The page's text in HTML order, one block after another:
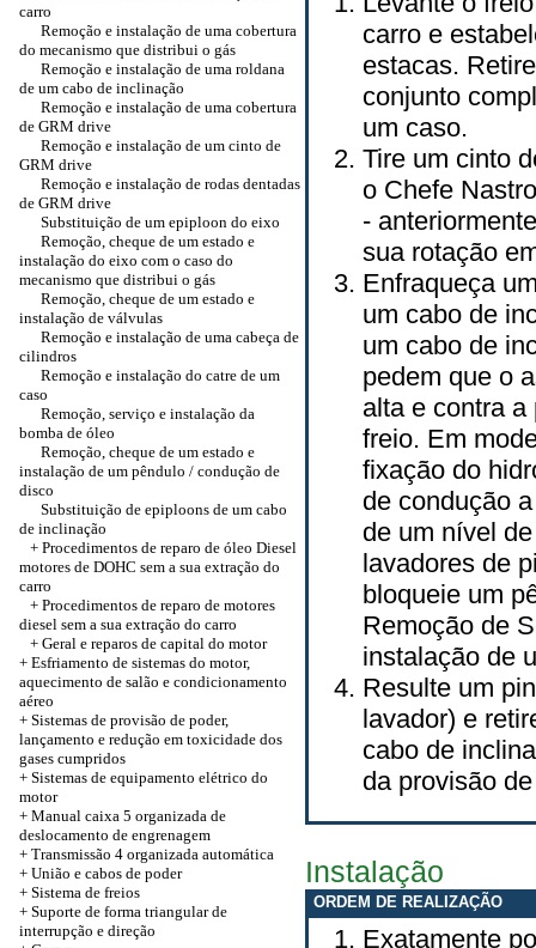
carro
Remoção e instalação de uma cobertura
do mecanismo que distribui o gás
Remoção e instalação de uma roldana
de um cabo de inclinação
Remoção e instalação de uma cobertura
de GRM drive
Remoção e instalação de um cinto de
GRM drive
Remoção e instalação de rodas dentadas
de GRM drive
Substituição de um epiploon do eixo
Remoção, cheque de um estado e
instalação do eixo com o caso do
mecanismo que distribui o gás
Remoção, cheque de um estado e
instalação de válvulas
Remoção e instalação de uma cabeça de
cilindros
Remoção e instalação do catre de um
caso
Remoção, serviço e instalação da
bomba de óleo
Remoção, cheque de um estado e
instalação de um pêndulo / condução de
disco
Substituição de epiploons de um cabo
de inclinação
+ Procedimentos de reparo de óleo Diesel
motores de DOHC sem a sua extração do
carro
+ Procedimentos de reparo de motores
diesel sem a sua extração do carro
+ Geral e reparos de capital do motor
+ Esfriamento de sistemas do motor,
aquecimento de salão e condicionamento
aéreo
+ Sistemas de provisão de poder,
lançamento e redução em toxicidade dos
gases cumpridos
+ Sistemas de equipamento elétrico do
motor
+ Manual caixa 5 organizada de
deslocamento de engrenagem
+ Transmissão 4 organizada automática
+ União e cabos de poder
+ Sistema de freios
+ Suporte de forma triangular de
interrupção e direção
carro e
estacas.
conjunto
um caso.
Tire um cinto
o Chefe
-
sua rotação
Enfraqueça
um cabo de
um cabo de
pedem que o
alta e contra a
freio. Em
fixação do
de condução
de um nível
lavadores de
bloqueie um
Remoção de
instalação de
Resulte um
lavador) e
cabo de
da provisão
Instalação
ORDEM DE REALIZAÇÃO
Exatamente